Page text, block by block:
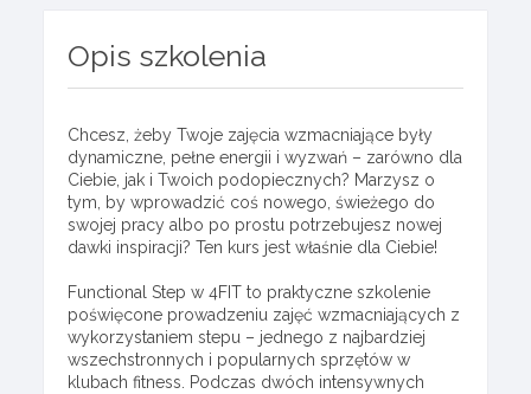
Opis szkolenia
Chcesz, żeby Twoje zajęcia wzmacniające były
dynamiczne, pełne energii i wyzwań – zarówno dla
Ciebie, jak i Twoich podopiecznych? Marzysz o
tym, by wprowadzić coś nowego, świeżego do
swojej pracy albo po prostu potrzebujesz nowej
dawki inspiracji? Ten kurs jest właśnie dla Ciebie!
Functional Step w 4FIT to praktyczne szkolenie
poświęcone prowadzeniu zajęć wzmacniających z
wykorzystaniem stepu – jednego z najbardziej
wszechstronnych i popularnych sprzętów w
klubach fitness. Podczas dwóch intensywnych